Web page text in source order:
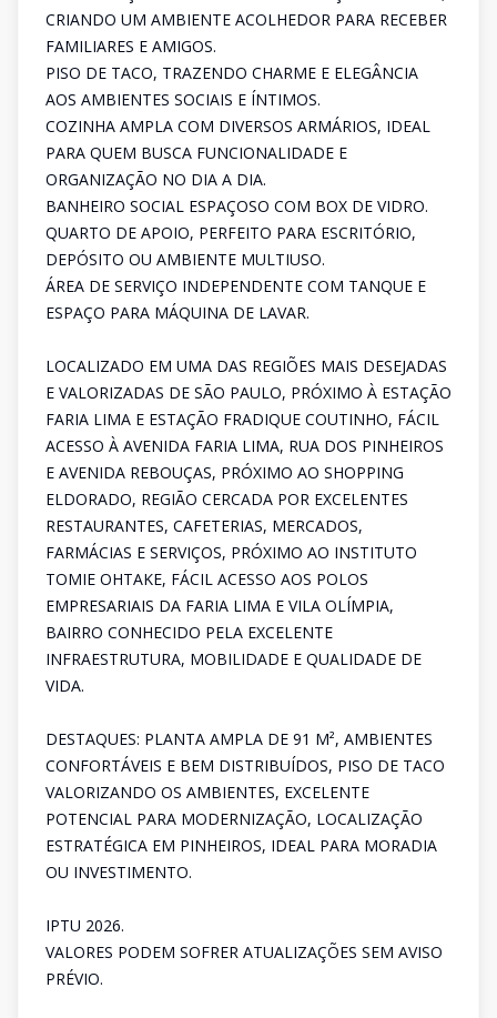
CRIANDO UM AMBIENTE ACOLHEDOR PARA RECEBER
FAMILIARES E AMIGOS.
PISO DE TACO, TRAZENDO CHARME E ELEGÂNCIA
AOS AMBIENTES SOCIAIS E ÍNTIMOS.
COZINHA AMPLA COM DIVERSOS ARMÁRIOS, IDEAL
PARA QUEM BUSCA FUNCIONALIDADE E
ORGANIZAÇÃO NO DIA A DIA.
BANHEIRO SOCIAL ESPAÇOSO COM BOX DE VIDRO.
QUARTO DE APOIO, PERFEITO PARA ESCRITÓRIO,
DEPÓSITO OU AMBIENTE MULTIUSO.
ÁREA DE SERVIÇO INDEPENDENTE COM TANQUE E
ESPAÇO PARA MÁQUINA DE LAVAR.
LOCALIZADO EM UMA DAS REGIÕES MAIS DESEJADAS
E VALORIZADAS DE SÃO PAULO, PRÓXIMO À ESTAÇÃO
FARIA LIMA E ESTAÇÃO FRADIQUE COUTINHO, FÁCIL
ACESSO À AVENIDA FARIA LIMA, RUA DOS PINHEIROS
E AVENIDA REBOUÇAS, PRÓXIMO AO SHOPPING
ELDORADO, REGIÃO CERCADA POR EXCELENTES
RESTAURANTES, CAFETERIAS, MERCADOS,
FARMÁCIAS E SERVIÇOS, PRÓXIMO AO INSTITUTO
TOMIE OHTAKE, FÁCIL ACESSO AOS POLOS
EMPRESARIAIS DA FARIA LIMA E VILA OLÍMPIA,
BAIRRO CONHECIDO PELA EXCELENTE
INFRAESTRUTURA, MOBILIDADE E QUALIDADE DE
VIDA.
DESTAQUES: PLANTA AMPLA DE 91 M², AMBIENTES
CONFORTÁVEIS E BEM DISTRIBUÍDOS, PISO DE TACO
VALORIZANDO OS AMBIENTES, EXCELENTE
POTENCIAL PARA MODERNIZAÇÃO, LOCALIZAÇÃO
ESTRATÉGICA EM PINHEIROS, IDEAL PARA MORADIA
OU INVESTIMENTO.
IPTU 2026.
VALORES PODEM SOFRER ATUALIZAÇÕES SEM AVISO
PRÉVIO.